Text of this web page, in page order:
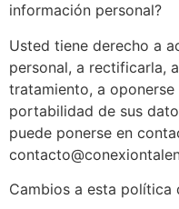
información personal?
Usted tiene derecho a
personal, a rectificarla,
tratamiento, a
portabilidad de sus
puede ponerse en
Cambios a esta política